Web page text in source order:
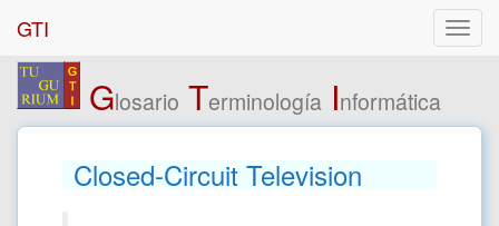
GTI
Glosario Terminología Informática
Closed-Circuit Television